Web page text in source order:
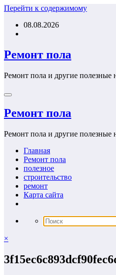
Перейти к содержимому
08.08.2026
Ремонт пола
Ремонт пола и другие полезные
Ремонт пола
Ремонт пола и другие полезные
Главная
Ремонт пола
полезное
строительство
ремонт
Карта сайта
×